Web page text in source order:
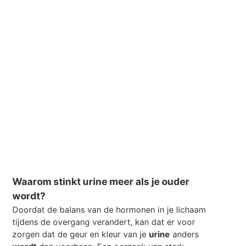
Waarom stinkt urine meer als je ouder
wordt?
Doordat de balans van de hormonen in je lichaam
tijdens de overgang verandert, kan dat er voor
zorgen dat de geur en kleur van je urine anders